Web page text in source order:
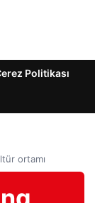
Politikası
ortamı